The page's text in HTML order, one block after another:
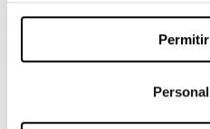
Lluis Margarit · 2020 /
TFGCréditos DireccióLluís
Direcció d'Art
Roldán, Joel Lladó VestuariPere